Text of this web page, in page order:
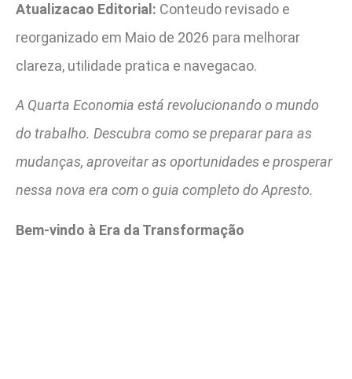
Atualizacao Editorial: Conteudo revisado e
reorganizado em Maio de 2026 para melhorar
clareza, utilidade pratica e navegacao.
A Quarta Economia está revolucionando o mundo
do trabalho. Descubra como se preparar para as
mudanças, aproveitar as oportunidades e prosperar
nessa nova era com o guia completo do Apresto.
Bem-vindo à Era da Transformação